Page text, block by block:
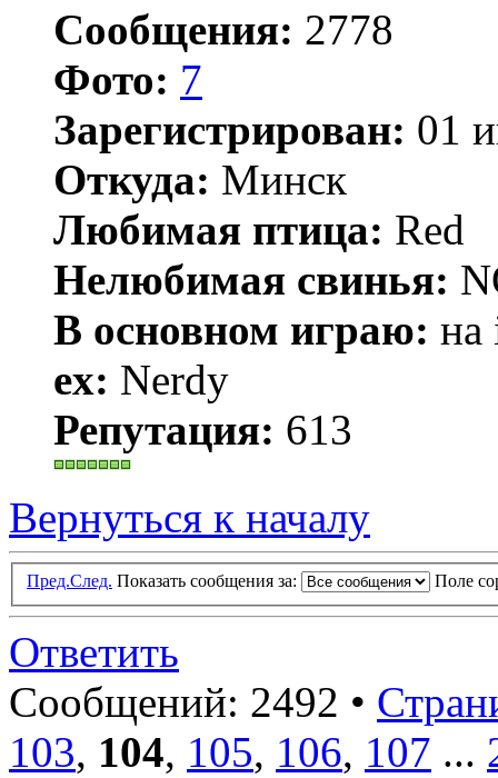
Сообщения: 2778
Фото: 7
Зарегистрирован: 01
Откуда: Минск
Любимая птица: Red
Нелюбимая свинья:
В основном играю: на
ex: Nerdy
Репутация: 613
Вернуться к началу
Пред.След. Показать сообщения за: Поле
Ответить
Сообщений: 2492 •
103, 104, 105, 106, 107 ...